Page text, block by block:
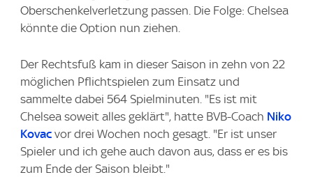
Oberschenkelverletzung passen. Die Folge: Chelsea
könnte die Option nun ziehen.
Der Rechtsfuß kam in dieser Saison in zehn von 22
möglichen Pflichtspielen zum Einsatz und
sammelte dabei 564 Spielminuten. "Es ist mit
Chelsea soweit alles geklärt", hatte BVB-Coach Niko
Kovac vor drei Wochen noch gesagt. "Er ist unser
Spieler und ich gehe auch davon aus, dass er es bis
zum Ende der Saison bleibt."